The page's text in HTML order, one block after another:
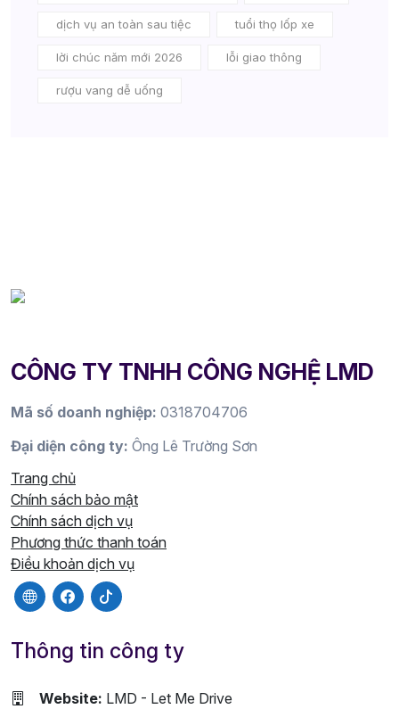
dịch vụ an toàn sau tiệc tuổi thọ lốp xe
lời chúc năm mới 2026 lỗi giao thông
rượu vang dễ uống
CÔNG TY TNHH CÔNG NGHỆ LMD
Mã số doanh nghiệp: 0318704706
Đại diện công ty: Ông Lê Trường Sơn
Trang chủ
Chính sách bảo mật
Chính sách dịch vụ
Phương thức thanh toán
Điều khoản dịch vụ
Thông tin công ty
Website: LMD - Let Me Drive